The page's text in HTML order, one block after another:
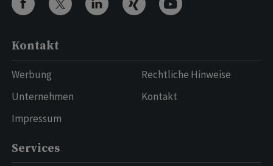
Kontakt
Werbung
Unternehmen
Impressum
Rechtliche Hinweise
Kontakt
Services